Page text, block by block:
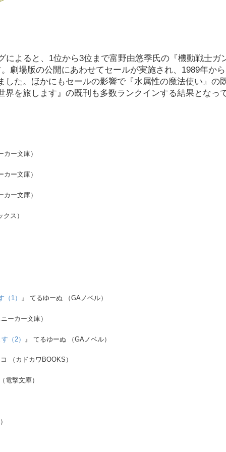
よると、1位から3位まで富野由悠季氏の『機動戦士ガ
劇場版の公開にあわせてセールが実施され、1989年か
た。ほかにもセールの影響で『水属性の魔法使い』の
を旅します』の既刊も多数ランクインする結果となっ
ー文庫）
ー文庫）
ー文庫）
ス）
1） 』 てるゆーぬ （GAノベル）
ーカー文庫）
（2） 』 てるゆーぬ （GAノベル）
（カドカワBOOKS）
電撃文庫）